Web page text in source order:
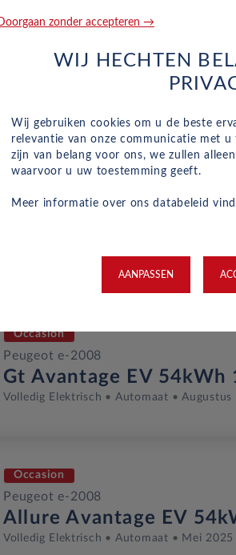
Occasion
Gt Avantage EV 54kWh
Volledig Elektrisch Automaat Juli 2025
Occasion
Peugeot e-2008
Gt Avantage EV 54kWh
Volledig Elektrisch Automaat Augustus
Occasion
Peugeot e-2008
Allure Avantage EV
Volledig Elektrisch Automaat Mei 2025
Doorgaan zonder accepteren →
WIJ HECHTEN
Wij gebruiken cookies om u de beste
relevantie van onze communicatie met
zijn van belang voor ons, we zullen
waarvoor u uw toestemming geeft.
Meer informatie over ons databeleid
AANPASSEN